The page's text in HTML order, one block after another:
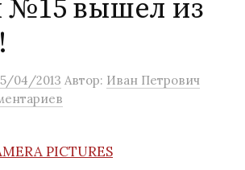
№15 вышел из
04/2013 Автор: Иван Петрович